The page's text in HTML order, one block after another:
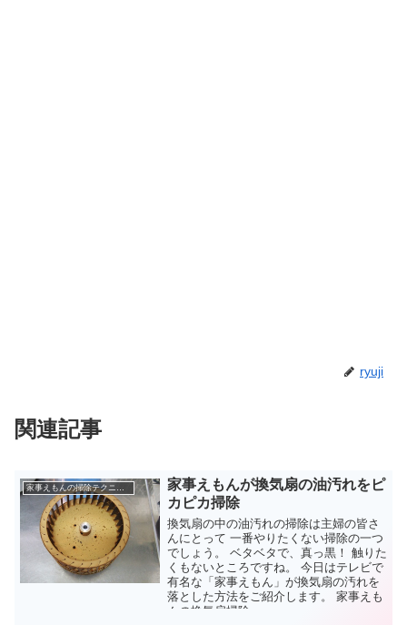
ryuji
関連記事
家事えもんが換気扇の油汚れをピ
カピカ掃除
換気扇の中の油汚れの掃除は主婦の皆さ
んにとって 一番やりたくない掃除の一つ
でしょう。 ベタベタで、真っ黒！ 触りた
くもないところですね。 今日はテレビで
有名な「家事えもん」が換気扇の汚れを
落とした方法をご紹介します。 家事えも
んの換気扇掃除...